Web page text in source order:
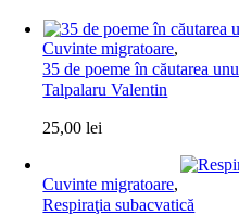
Cuvinte migratoare,
35 de poeme în căutarea
Talpalaru Valentin
25,00lei
Cuvinte migratoare,
Respiraţia subacvatică